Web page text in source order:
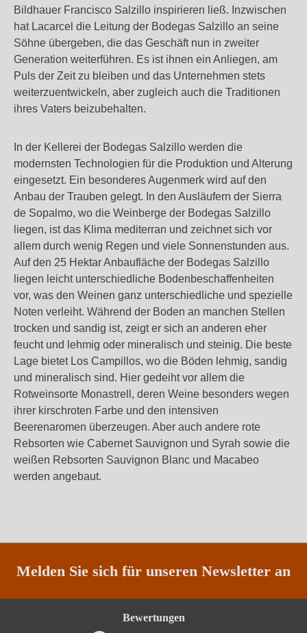
Bildhauer Francisco Salzillo inspirieren ließ. Inzwischen
hat Lacarcel die Leitung der Bodegas Salzillo an seine
Söhne übergeben, die das Geschäft nun in zweiter
Generation weiterführen. Es ist ihnen ein Anliegen, am
Puls der Zeit zu bleiben und das Unternehmen stets
weiterzuentwickeln, aber zugleich auch die Traditionen
ihres Vaters beizubehalten.
In der Kellerei der Bodegas Salzillo werden die
modernsten Technologien für die Produktion und Alterung
eingesetzt. Ein besonderes Augenmerk wird auf den
Anbau der Trauben gelegt. In den Ausläufern der Sierra
de Sopalmo, wo die Weinberge der Bodegas Salzillo
liegen, ist das Klima mediterran und zeichnet sich vor
allem durch wenig Regen und viele Sonnenstunden aus.
Auf den 25 Hektar Anbaufläche der Bodegas Salzillo
liegen leicht unterschiedliche Bodenbeschaffenheiten
vor, was den Weinen ganz unterschiedliche und spezielle
Noten verleiht. Während der Boden an manchen Stellen
trocken und sandig ist, zeigt er sich an anderen eher
feucht und lehmig oder mineralisch und steinig. Die beste
Lage bietet Los Campillos, wo die Böden lehmig, sandig
und mineralisch sind. Hier gedeiht vor allem die
Rotweinsorte Monastrell, deren Weine besonders wegen
ihrer kirschroten Farbe und den intensiven
Beerenaromen überzeugen. Aber auch andere rote
Rebsorten wie Cabernet Sauvignon und Syrah sowie die
weißen Rebsorten Sauvignon Blanc und Macabeo
werden angebaut.
Melden Sie sich für unseren Newsletter an
Bewertungen